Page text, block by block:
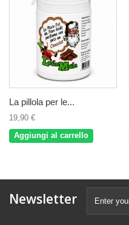
La pillola per le...
19,90 €
Aggiungi al carrello
Newsletter